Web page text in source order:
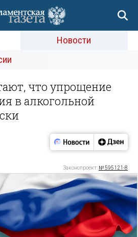
Новости
что упрощение
в алкогольной
Законопроект: № 595121-8